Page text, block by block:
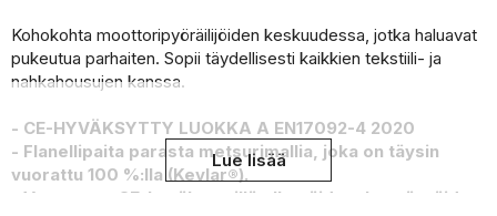
Kohokohta moottoripyöräilijöiden keskuudessa, jotka haluavat
pukeutua parhaiten. Sopii täydellisesti kaikkien tekstiili- ja
nahkahousujen kanssa.
- CE-HYVÄKSYTTY LUOKKA A EN17092-4 2020
- Flanellipaita parasta metsurimallia, joka on täysin
vuorattu 100 %:lla (Kevlar®).
- Varustettu CE-hyväksytyillä olkapäiden, kyynärpäiden
Lue lisää